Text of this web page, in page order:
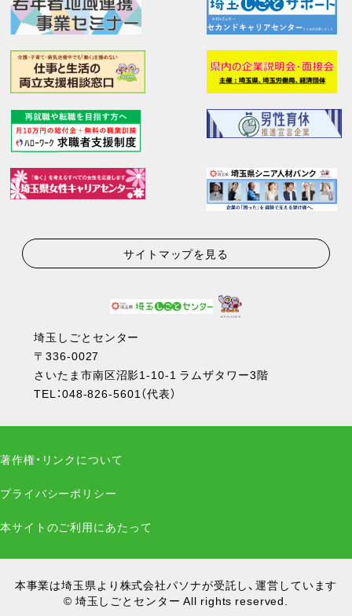
サイトマップを見る
埼玉しごとセンター
〒336-0027
さいたま市南区沼影1-10-1 ラムザタワー3階
TEL：048-826-5601（代表）
著作権・リンクについて
プライバシーポリシー
本サイトのご利用にあたって
本事業は埼玉県より株式会社パソナが受託し、運営しています
© 埼玉しごとセンター All rights reserved.